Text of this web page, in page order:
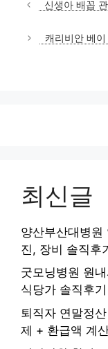
신생아 배꼽
캐리비안 베
최신글
양산부산대병
진, 장비 솔직후
굿모닝병원 원
식당가 솔직후기
퇴직자 연말정
제 + 환급액 계